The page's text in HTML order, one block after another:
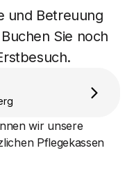
und Betreuung
Sie noch
wir unsere
Pflegekassen